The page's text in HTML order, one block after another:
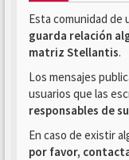
Esta comunidad de
guarda relación
matriz Stellantis.
Los mensajes
usuarios que las
responsables de
En caso de existir
por favor,